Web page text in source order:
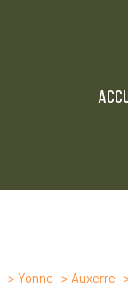
Yonne Auxerre